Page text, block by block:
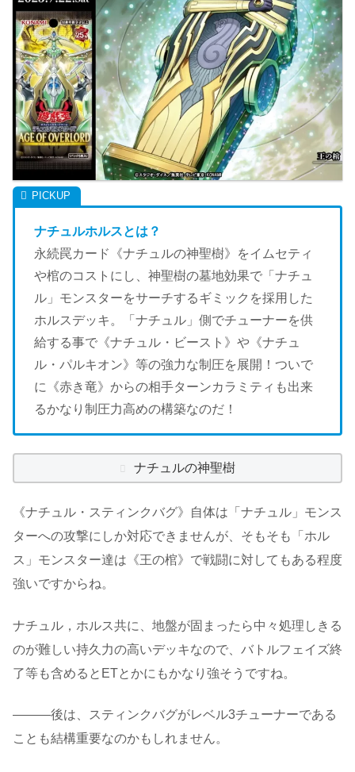
ナチュルホルスとは？
永続罠カード《ナチュルの神聖樹》をイムセティ
や棺のコストにし、神聖樹の墓地効果で「ナチュ
ル」モンスターをサーチするギミックを採用した
ホルスデッキ。「ナチュル」側でチューナーを供
給する事で《ナチュル・ビースト》や《ナチュ
ル・パルキオン》等の強力な制圧を展開！ついで
に《赤き竜》からの相手ターンカラミティも出来
るかなり制圧力高めの構築なのだ！
ナチュルの神聖樹
《ナチュル・スティンクバグ》自体は「ナチュル」モンス
ターへの攻撃にしか対応できませんが、そもそも「ホル
ス」モンスター達は《王の棺》で戦闘に対してもある程度
強いですからね。
ナチュル，ホルス共に、地盤が固まったら中々処理しきる
のが難しい持久力の高いデッキなので、バトルフェイズ終
了等も含めるとETとかにもかなり強そうですね。
―――後は、スティンクバグがレベル3チューナーである
ことも結構重要なのかもしれません。